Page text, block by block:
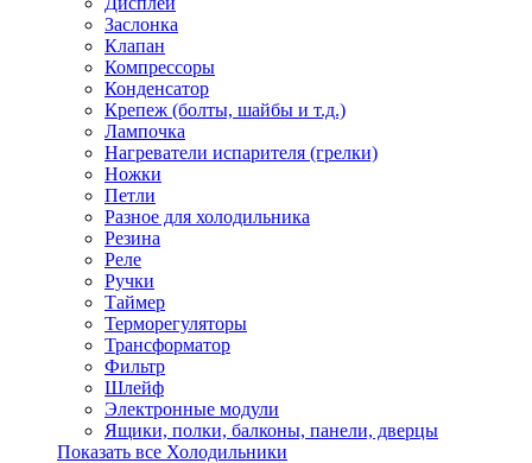
Заслонка
Клапан
Компрессоры
Конденсатор
Крепеж (болты, шайбы и т.д.)
Лампочка
Нагреватели испарителя (грелки)
Ножки
Петли
Разное для холодильника
Резина
Реле
Ручки
Таймер
Терморегуляторы
Трансформатор
Фильтр
Шлейф
Электронные модули
Ящики, полки, балконы, панели, дверцы
Показать все Холодильники